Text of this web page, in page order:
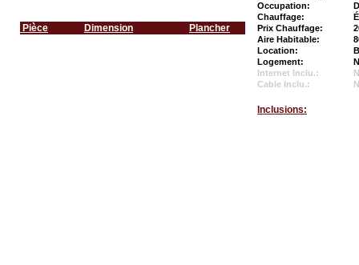
Pièce Dimension Plancher
Occupation:
Chauffage:
Prix Chauffage:
Aire Habitable:
Location:
Logement:
Internet Inclu.:
Cable Inclu.:
Inclusions: